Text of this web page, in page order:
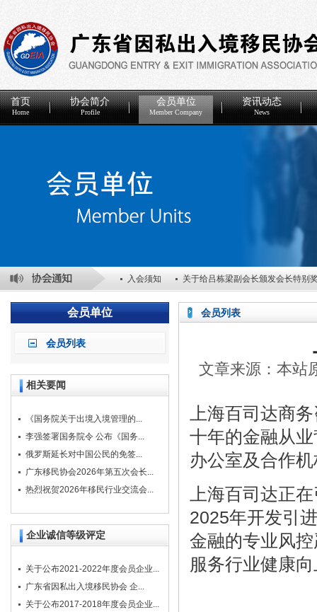
首页
Home
协会简介
Profile
会员单位
Member Company
资讯动态
News
入会须知 关于给吕栋梁副会长颁发会长特别
关于表彰2025年度优秀会员单位的决定 关于
会员单位
会员列表
相关要闻
《国务院关于出境入境管理的...
李强签署国务院令 公布《国务...
俄罗斯延长对中国公民的免签...
广东移民协会2026年第五次会长...
热烈祝贺2026年移民行业交流会...
企业诚信等级评定
关于公布2021-2022年度会员企业...
广东省因私出入境移民协会 企...
关于公布2017-2018年度会员企业...
会员列表
文章来源：本
上海百司达商
⼗年的⾦融从
办公室及合作
上海百司达正
2025年开发引
⾦融的专业风
服务⾏业健康